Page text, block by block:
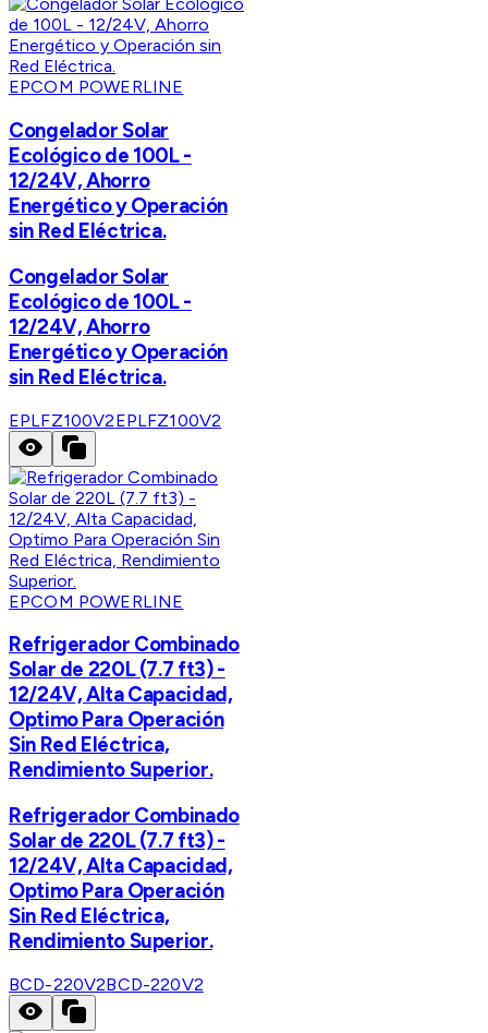
EPCOM POWERLINE
Congelador Solar
Ecológico de 100L -
12/24V, Ahorro
Energético y Operación
sin Red Eléctrica.
Congelador Solar
Ecológico de 100L -
12/24V, Ahorro
Energético y Operación
sin Red Eléctrica.
EPLFZ100V2EPLFZ100V2
EPCOM POWERLINE
Refrigerador Combinado
Solar de 220L (7.7 ft3) -
12/24V, Alta Capacidad,
Optimo Para Operación
Sin Red Eléctrica,
Rendimiento Superior.
Refrigerador Combinado
Solar de 220L (7.7 ft3) -
12/24V, Alta Capacidad,
Optimo Para Operación
Sin Red Eléctrica,
Rendimiento Superior.
BCD-220V2BCD-220V2